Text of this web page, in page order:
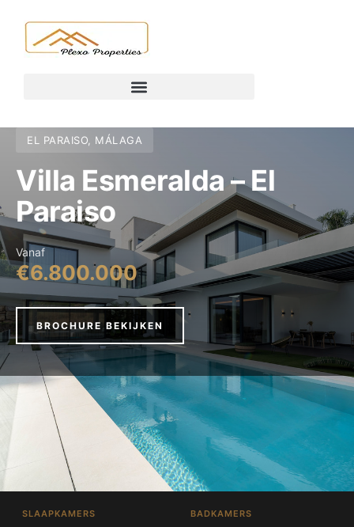
EL PARAISO, MÁLAGA
Villa Esmeralda – El
Paraiso
Vanaf
€6.800.000
BROCHURE BEKIJKEN
SLAAPKAMERS BADKAMERS